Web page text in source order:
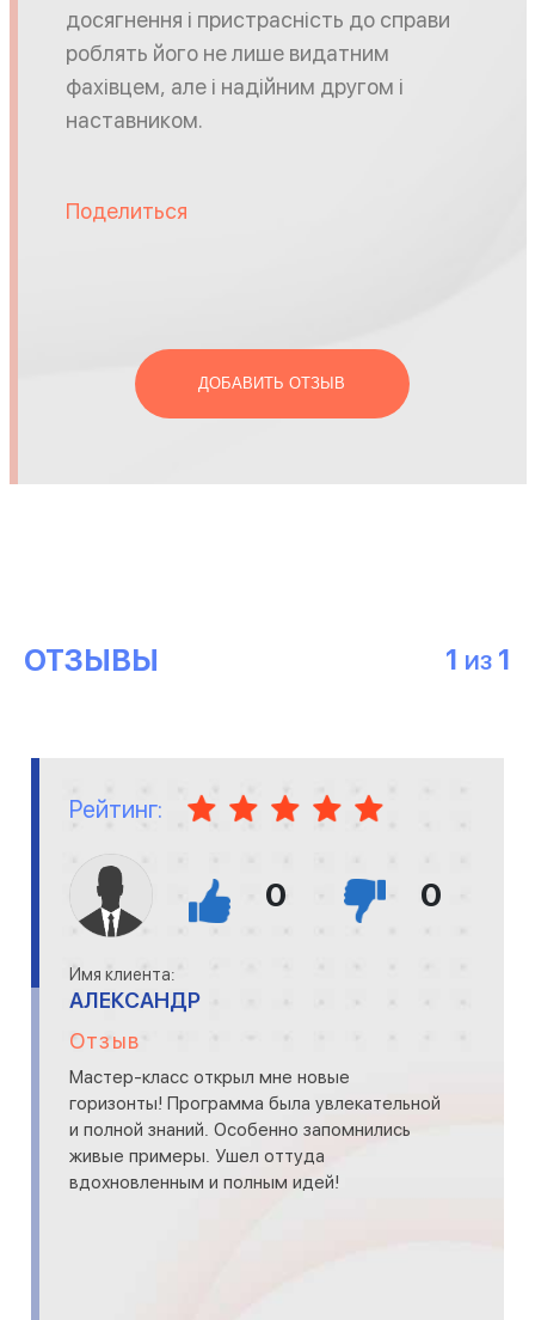
досягнення і пристрасність до справи
роблять його не лише видатним
фахівцем, але і надійним другом і
наставником.
Поделиться
ДОБАВИТЬ ОТЗЫВ
ОТЗЫВЫ 1 ИЗ 1
Рейтинг:
0 0
Имя клиента:
АЛЕКСАНДР
Отзыв
Мастер-класс открыл мне новые
горизонты! Программа была увлекательной
и полной знаний. Особенно запомнились
живые примеры. Ушел оттуда
вдохновленным и полным идей!